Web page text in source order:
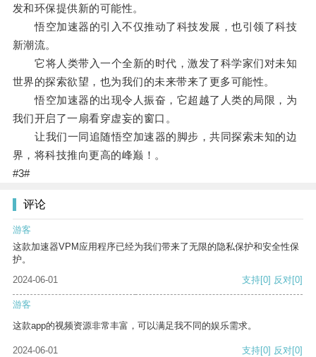
发和环保提供新的可能性。
悟空加速器的引入不仅推动了科技发展，也引领了科技
新潮流。
它将人类带入一个全新的时代，激发了科学家们对未知
世界的探索欲望，也为我们的未来带来了更多可能性。
悟空加速器的出现令人振奋，它超越了人类的局限，为
我们开启了一扇看穿虚妄的窗口。
让我们一同追随悟空加速器的脚步，共同探索未知的边
界，将科技推向更高的峰巅！。
#3#
评论
游客
这款加速器VPM应用程序已经为我们带来了无限的隐私保护和安全性保
护。
2024-06-01
支持[0] 反对[0]
游客
这款app的视频资源非常丰富，可以满足我不同的娱乐需求。
2024-06-01 支持[0] 反对[0]